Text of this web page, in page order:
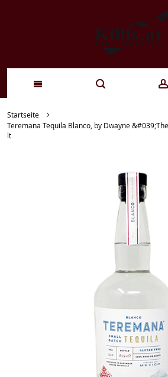
Zum
Inhalt
Startseite
Teremana Tequila Blanco, by Dwayne
lt